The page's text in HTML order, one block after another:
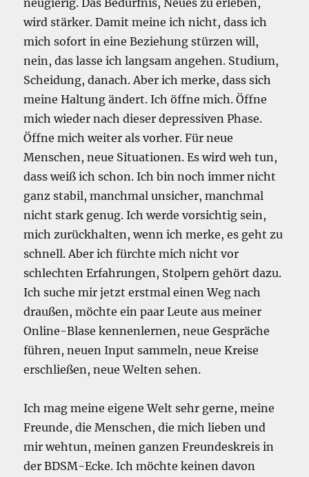
neugierig. Das Bedürfnis, Neues zu erleben,
wird stärker. Damit meine ich nicht, dass ich
mich sofort in eine Beziehung stürzen will,
nein, das lasse ich langsam angehen. Studium,
Scheidung, danach. Aber ich merke, dass sich
meine Haltung ändert. Ich öffne mich. Öffne
mich wieder nach dieser depressiven Phase.
Öffne mich weiter als vorher. Für neue
Menschen, neue Situationen. Es wird weh tun,
dass weiß ich schon. Ich bin noch immer nicht
ganz stabil, manchmal unsicher, manchmal
nicht stark genug. Ich werde vorsichtig sein,
mich zurückhalten, wenn ich merke, es geht zu
schnell. Aber ich fürchte mich nicht vor
schlechten Erfahrungen, Stolpern gehört dazu.
Ich suche mir jetzt erstmal einen Weg nach
draußen, möchte ein paar Leute aus meiner
Online-Blase kennenlernen, neue Gespräche
führen, neuen Input sammeln, neue Kreise
erschließen, neue Welten sehen.
Ich mag meine eigene Welt sehr gerne, meine
Freunde, die Menschen, die mich lieben und
mir wehtun, meinen ganzen Freundeskreis in
der BDSM-Ecke. Ich möchte keinen davon